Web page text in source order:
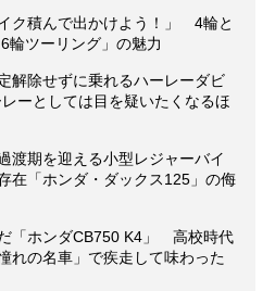
ク積んで出かけよう！」 4輪と
輪ツーリング」の魅力
解除せずに乗れるハーレーダビ
ーとしては目を疑いたくなるほ
渡期を迎える小型レジャーバイ
「ホンダ・ダックス125」の侮
「ホンダCB750 K4」 高校時代
れの名車」で疾走して味わった